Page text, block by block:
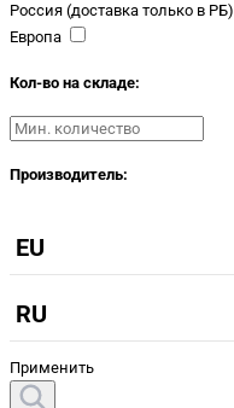
Россия (доставка только в РБ)
Европа
Кол-во на складе:
Производитель:
EU
RU
Применить